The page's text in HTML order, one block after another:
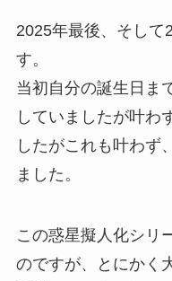
2025年最後、そして
す。
当初自分の誕生日ま
していましたが叶わ
したがこれも叶わず
ました。
この惑星擬人化シリ
のですが、とにかく